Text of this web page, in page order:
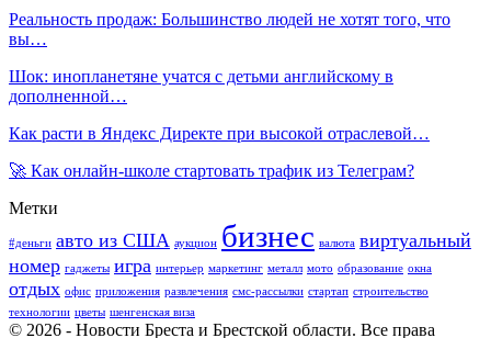
Реальность продаж: Большинство людей не хотят того, что
вы…
Шок: инопланетяне учатся с детьми английскому в
дополненной…
Как расти в Яндекс Директе при высокой отраслевой…
​🚀 Как онлайн-школе стартовать трафик из Телеграм?
Метки
#деньги авто из США аукцион бизнес валюта виртуальный
номер гаджеты игра интерьер маркетинг металл мото образование окна
отдых офис приложения развлечения смс-рассылки стартап строительство
технологии цветы шенгенская виза
© 2026 - Новости Бреста и Брестской области. Все права